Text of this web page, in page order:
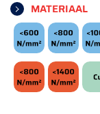
MATERIAAL